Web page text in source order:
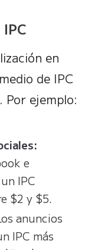
en
de IPC
Por ejemplo:
e
IPC
$2 y $5.
anuncios
IPC más